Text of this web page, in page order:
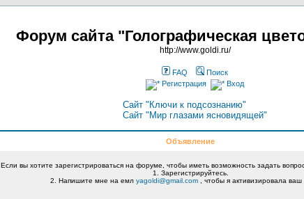
Форум сайта "Голографическая
http://www.goldi.ru/
FAQ
Поиск
Регистрация
Вход
Сайт "Ключи к подсознанию"
Сайт "Мир глазами ясновидящей"
Объявление
Если вы хотите зарегистрироваться на форуме, чтобы иметь возможность задать
1. Зарегистрируйтесь.
2. Напишите мне на емл yagoldi@gmail.com , чтобы я активизировала ваш